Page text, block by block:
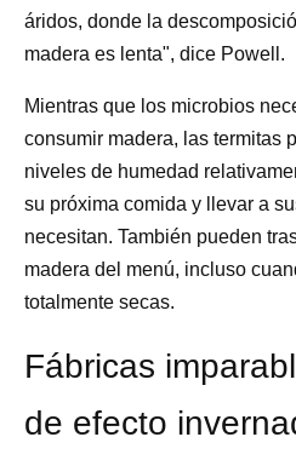
áridos, donde la
madera es lenta", dice Powell.
Mientras que los microbios
consumir madera, las termitas
niveles de humedad
su próxima comida y llevar a
necesitan. También pueden
madera del menú, incluso
totalmente secas.
Fábricas
de efecto